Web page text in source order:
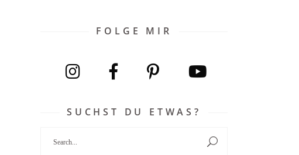
FOLGE MIR
SUCHST DU ETWAS?